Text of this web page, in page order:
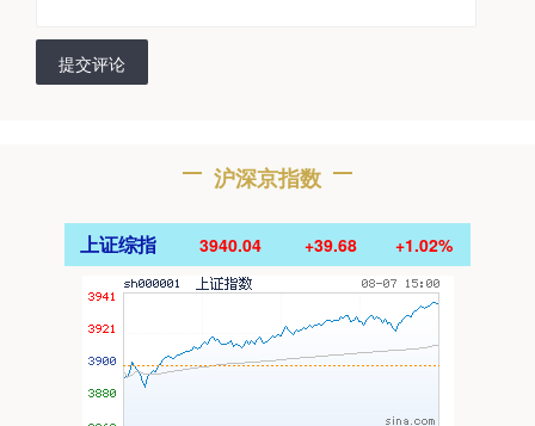
提交评论
沪深京指数
上证综指 3940.04 +39.68 +1.02%